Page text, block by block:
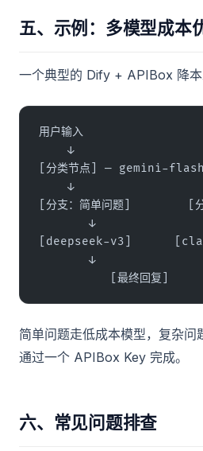
五、示例：多模型成本
一个典型的 Dify + APIBox 降本
用户输入
    ↓
[分类节点] — gemini-flash
    ↓
[分支：简单问题]        [分
↓
[deepseek-v3]
↓
          [最终回复]
简单问题走低成本模型，复杂
通过一个 APIBox Key 完成。
六、常见问题排查